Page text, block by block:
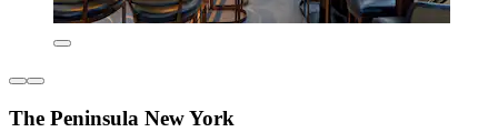
The Peninsula New York